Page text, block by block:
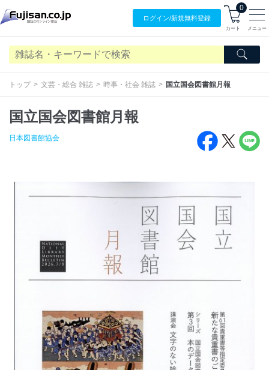
ログイン/新規無料登録
0
カート メニュー
トップ 文芸・総合 雑誌 時事・社会 雑誌 国立国会図書館月報
国立国会図書館月報
日本図書館協会